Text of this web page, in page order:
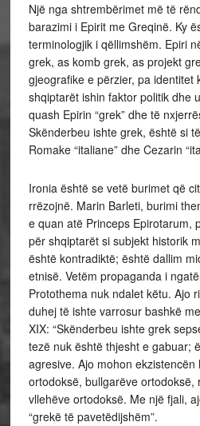
Një nga shtrembërimet më të
barazimi i Epirit me Greqinë. Ky
terminologjik i qëllimshëm. Epiri
grek, as komb grek, as projekt
gjeografike e përzier, pa identitet
shqiptarët ishin faktor politik dhe
quash Epirin “grek” dhe të
Skënderbeu ishte grek, është si
Romake “italiane” dhe Cezarin
Ironia është se vetë burimet që
rrëzojnë. Marin Barleti, burimi
e quan atë Princeps Epirotarum,
për shqiptarët si subjekt historik
është kontradiktë; është dallim
etnisë. Vetëm propaganda i
Protothema nuk ndalet këtu. Ajo
duhej të ishte varrosur bashkë
XIX: “Skënderbeu ishte grek
tezë nuk është thjesht e gabuar;
agresive. Ajo mohon
ortodoksë, bullgarëve ortodoksë,
vllehëve ortodoksë. Me një fjali,
“grekë të pavetëdijshëm”.